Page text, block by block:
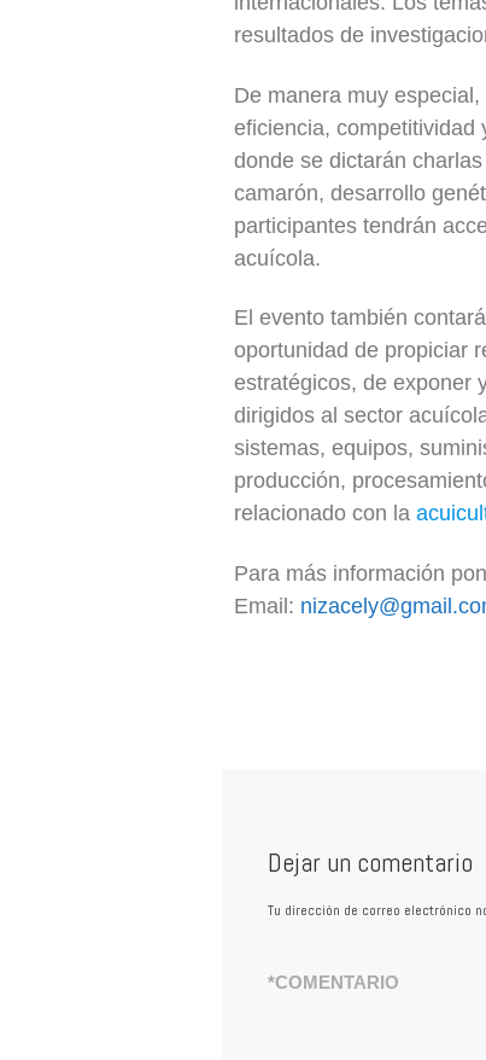
resultados de
De manera muy
eficiencia, competitividad
donde se dictarán
camarón, desarrollo
participantes tendrán
acuícola.
El evento también
oportunidad de propiciar
estratégicos, de exponer
dirigidos al sector
sistemas, equipos,
producción,
relacionado con la
Para más información
Email:
Dejar un comentario
Tu dirección de correo electrónico
COMENTARIO
*